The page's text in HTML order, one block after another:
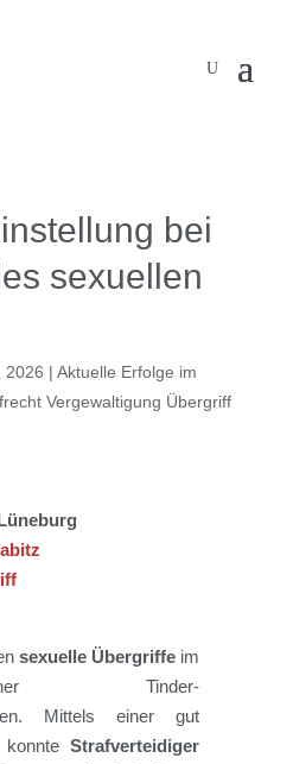
bei
sexuellen
2026 |Aktuelle Erfolge im
Vergewaltigung Übergriff
n sexuelle Übergriffe im
Tinder-
Mittels einer gut
konnte Strafverteidiger